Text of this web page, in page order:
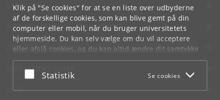
Klik på "Se cookies" for at se en liste over udbyderne
af de forskellige cookies, som kan blive gemt på din
computer eller mobil, når du bruger universitetets
hjemmeside. Du kan selv vælge om du vil acceptere
eller afslå cookies, og du kan altid ændre dit samtykke
underCookie- og privatlivspolitiksom du finder i
bunden af hver side.
Acceptér eller afslå
Statistik Se cookies
SERVICES
FOR STUDERENDE OG ANSATTE
JOB OG KARRIERE
NØDSITUATIONER
WEB